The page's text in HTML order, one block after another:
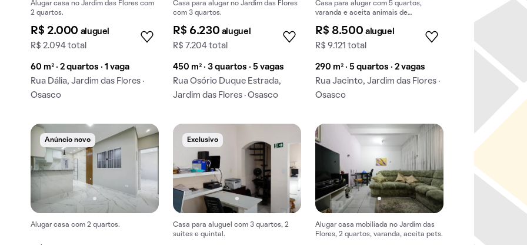
Alugar casa no Jardim das Flores com
2 quartos.
R$ 2.000 aluguel
R$ 2.094 total
60 m² · 2 quartos · 1 vaga
Rua Dália, Jardim das Flores ·
Osasco
Casa para alugar no Jardim das Flores
com 3 quartos.
R$ 6.230 aluguel
R$ 7.204 total
450 m² · 3 quartos · 5 vagas
Rua Osório Duque Estrada,
Jardim das Flores · Osasco
Casa para alugar com 5 quartos,
varanda e aceita animais de
R$ 8.500 aluguel
R$ 9.121 total
290 m² · 5 quartos · 2 vagas
Rua Jacinto, Jardim das Flores ·
Osasco
Anúncio novo
Alugar casa com 2 quartos.
Exclusivo
Casa para aluguel com 3 quartos, 2
suítes e quintal.
Alugar casa mobiliada no Jardim das
Flores, 2 quartos, varanda, aceita pets.